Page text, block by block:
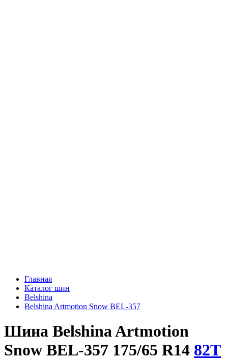
Главная
Каталог шин
Belshina
Belshina Artmotion Snow BEL-357
Шина Belshina Artmotion
Snow BEL-357 175/65 R14 82T